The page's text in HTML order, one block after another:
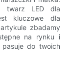
twarz LED dla
kluczowe dla
zbadamy
na rynku i
do twoich